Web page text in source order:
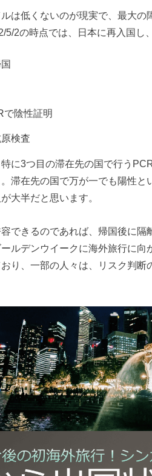
は低くないのが現実で、最大
5/2の時点では、日本に再入国し
で陰性証明
検査
に3つ目の滞在先の国で行う
滞在先の国で万が一でも陽性と
大半だと思います。
できるのであれば、帰国後に
ルデンウイークに海外旅行に
り、一部の人々は、リスク判断